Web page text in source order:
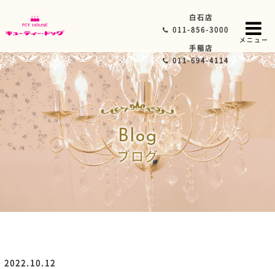
白石店
011-856-3000
手稲店
011-694-4114
メニュー
Blog
ブログ
2022.10.12